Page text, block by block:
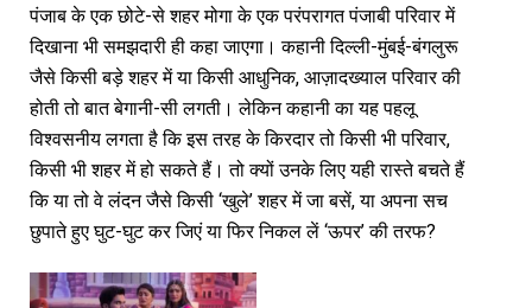
पंजाब के एक छोटे-से शहर मोगा के एक परंपरागत पंजाबी परिवार में
दिखाना भी समझदारी ही कहा जाएगा। कहानी दिल्ली-मुंबई-बंगलुरू
जैसे किसी बड़े शहर में या किसी आधुनिक, आज़ादख्याल परिवार की
होती तो बात बेगानी-सी लगती। लेकिन कहानी का यह पहलू
विश्वसनीय लगता है कि इस तरह के किरदार तो किसी भी परिवार,
किसी भी शहर में हो सकते हैं। तो क्यों उनके लिए यही रास्ते बचते हैं
कि या तो वे लंदन जैसे किसी ‘खुले’ शहर में जा बसें, या अपना सच
छुपाते हुए घुट-घुट कर जिएं या फिर निकल लें ‘ऊपर’ की तरफ?